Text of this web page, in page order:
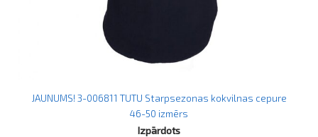
JAUNUMS! 3-006811 TUTU Starpsezonas kokvilnas cepure
46-50 izmērs
Izpārdots